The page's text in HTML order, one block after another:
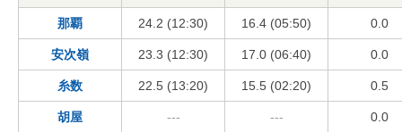
那覇 24.2 (12:30) 16.4 (05:50) 0.0
安次嶺 23.3 (12:30) 17.0 (06:40) 0.0
糸数 22.5 (13:20) 15.5 (02:20) 0.5
胡屋 --- --- 0.0